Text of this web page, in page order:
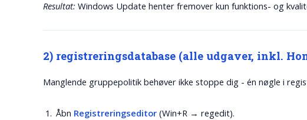
Resultat: Windows Update henter fremover kun funktions- og
2) registreringsdatabase (alle udgaver, inkl.
Manglende gruppepolitik behøver ikke stoppe dig - én nøgle i
Åbn Registreringseditor (Win+R →regedit).